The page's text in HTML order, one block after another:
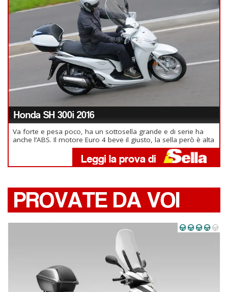
Honda SH 300i 2016
Va forte e pesa poco, ha un sottosella grande e di serie ha
anche l’ABS. Il motore Euro 4 beve il giusto, la sella però è alta
PROVATE DA VOI